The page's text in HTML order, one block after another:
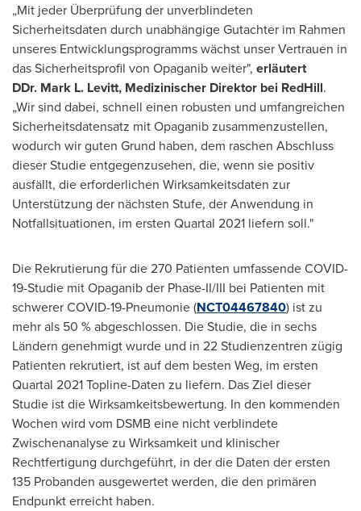
„Mit jeder Überprüfung der unverblindeten
Sicherheitsdaten durch unabhängige Gutachter im Rahmen
unseres Entwicklungsprogramms wächst unser Vertrauen in
das Sicherheitsprofil von Opaganib weiter", erläutert
DDr. Mark L. Levitt, Medizinischer Direktor bei RedHill.
„Wir sind dabei, schnell einen robusten und umfangreichen
Sicherheitsdatensatz mit Opaganib zusammenzustellen,
wodurch wir guten Grund haben, dem raschen Abschluss
dieser Studie entgegenzusehen, die, wenn sie positiv
ausfällt, die erforderlichen Wirksamkeitsdaten zur
Unterstützung der nächsten Stufe, der Anwendung in
Notfallsituationen, im ersten Quartal 2021 liefern soll."
Die Rekrutierung für die 270 Patienten umfassende COVID-
19-Studie mit Opaganib der Phase-II/III bei Patienten mit
schwerer COVID-19-Pneumonie (NCT04467840) ist zu
mehr als 50 % abgeschlossen. Die Studie, die in sechs
Ländern genehmigt wurde und in 22 Studienzentren zügig
Patienten rekrutiert, ist auf dem besten Weg, im ersten
Quartal 2021 Topline-Daten zu liefern. Das Ziel dieser
Studie ist die Wirksamkeitsbewertung. In den kommenden
Wochen wird vom DSMB eine nicht verblindete
Zwischenanalyse zu Wirksamkeit und klinischer
Rechtfertigung durchgeführt, in der die Daten derersten
135 Probanden ausgewertet werden, die den primären
Endpunkt erreicht haben.